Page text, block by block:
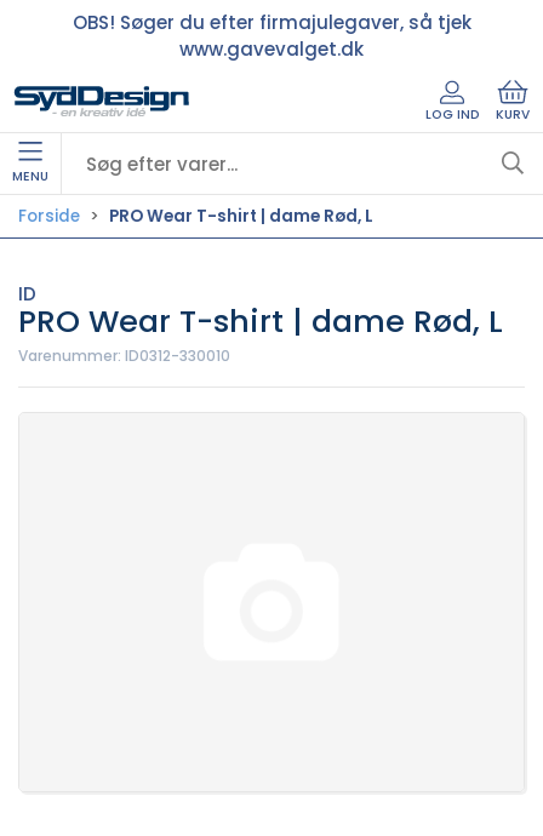
OBS! Søger du efter firmajulegaver, så tjek
www.gavevalget.dk
LOG IND KURV
MENU
Forside PRO Wear T-shirt | dame Rød, L
ID
PRO Wear T-shirt | dame Rød, L
Varenummer: ID0312-330010